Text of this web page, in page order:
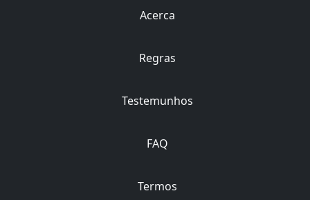
Acerca
Regras
Testemunhos
FAQ
Termos